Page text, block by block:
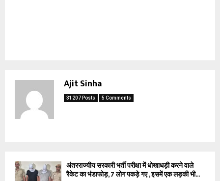
Ajit Sinha
31207 Posts 5 Comments
अंतरराज्यीय सरकारी भर्ती परीक्षा में धोखाधड़ी करने वाले
रैकेट का भंडाफोड़, 7 लोग पकड़े गए , इसमें एक लड़की भी...